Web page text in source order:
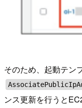
そのため、起動テン
ンス更新を行うと